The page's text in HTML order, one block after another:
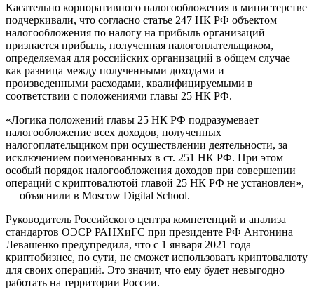
Касательно корпоративного налогообложения в министерстве
подчеркивали, что согласно статье 247 НК РФ объектом
налогообложения по налогу на прибыль организаций
признается прибыль, полученная налогоплательщиком,
определяемая для российских организаций в общем случае
как разница между полученными доходами и
произведенными расходами, квалифицируемыми в
соответствии с положениями главы 25 НК РФ.
«Логика положений главы 25 НК РФ подразумевает
налогообложение всех доходов, полученных
налогоплательщиком при осуществлении деятельности, за
исключением поименованных в ст. 251 НК РФ. При этом
особый порядок налогообложения доходов при совершении
операций с криптовалютой главой 25 НК РФ не установлен»,
— объяснили в Moscow Digital School.
Руководитель Российского центра компетенций и анализа
стандартов ОЭСР РАНХиГС при президенте РФ Антонина
Левашенко предупредила, что с 1 января 2021 года
криптобизнес, по сути, не сможет использовать криптовалюту
для своих операций. Это значит, что ему будет невыгодно
работать на территории России.